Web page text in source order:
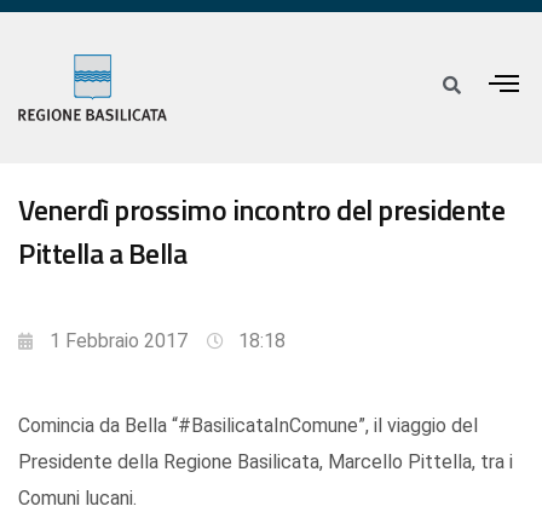
Venerdì prossimo incontro del presidente
Pittella a Bella
1 Febbraio 2017 18:18
Comincia da Bella “#BasilicataInComune”, il viaggio del
Presidente della Regione Basilicata, Marcello Pittella, tra i
Comuni lucani.